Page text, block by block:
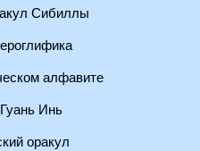
Сибиллы
алфавите
Инь
оракул